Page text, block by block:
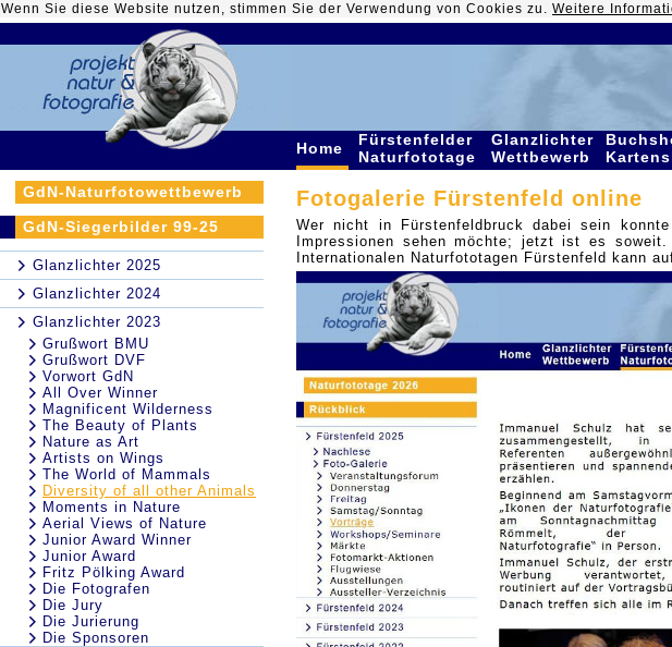
Wenn Sie diese Website nutzen, stimmen Sie der Verwendung von Cookies zu. Weitere
Home
Fürstenfelder
Naturfototage
Glanzlichter
Wettbewerb
GdN-Naturfotowettbewerb
GdN-Siegerbilder 99-25
Glanzlichter 2025
Glanzlichter 2024
Glanzlichter 2023
Grußwort BMU
Grußwort DVF
Vorwort GdN
All Over Winner
Magnificent Wilderness
The Beauty of Plants
Nature as Art
Artists on Wings
The World of Mammals
Diversity of all other Animals
Moments in Nature
Aerial Views of Nature
Junior Award Winner
Junior Award
Fritz Pölking Award
Die Fotografen
Die Jury
Die Jurierung
Die Sponsoren
Fotogalerie Fürstenfeld online
Wer nicht in Fürstenfeldbruck dabei sein
Impressionen sehen möchte; jetzt ist es
Internationalen Naturfototagen Fürstenfeld kann